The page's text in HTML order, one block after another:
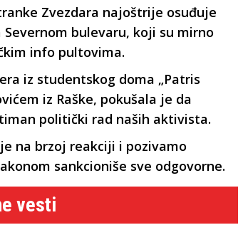
Zvezdara najoštrije osuđuje
bulevaru, koji su mirno
info pultovima.
iz studentskog doma „Patris
iz Raške, pokušala je da
politički rad naših aktivista.
na brzoj reakciji i pozivamo
sankcioniše sve odgovorne.
vesti